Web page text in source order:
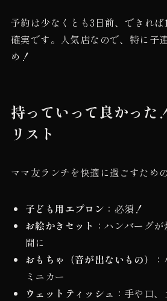
予約は少なくとも3日前、できれば
確実です。人気店なので、特に子
め！
持っていって良かった
リスト
ママ友ランチを快適に過ごすため
子ども用エプロン ：必須！
お絵かきセット ：ハンバーグ
間に
おもちゃ（音が出ないもの）
ミニカー
ウェットティッシュ ：手や口